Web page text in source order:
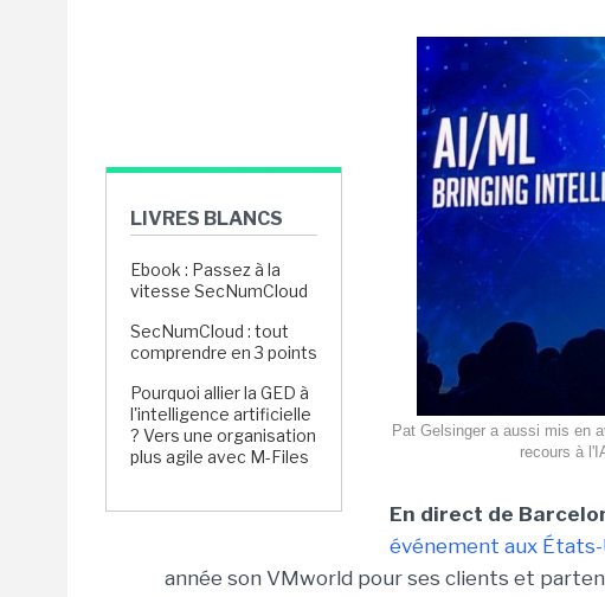
LIVRES BLANCS
Ebook : Passez à la
vitesse SecNumCloud
SecNumCloud : tout
comprendre en 3 points
Pourquoi allier la GED à
l'intelligence artificielle
? Vers une organisation
plus agile avec M-Files
Pat Gelsinger a aussi mis en
recours à
En direct de
événement aux
année son VMworld pour ses clients et